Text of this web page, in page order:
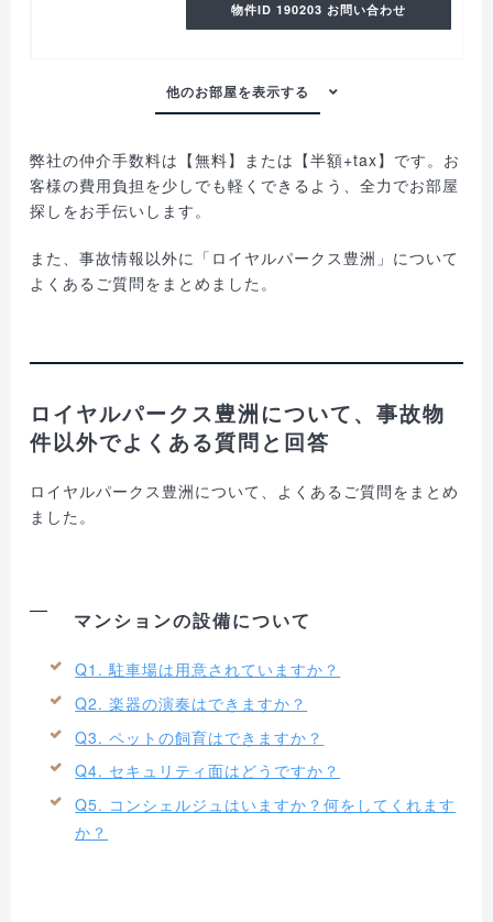
物件ID 190203 お問い合わせ
弊社の仲介手数料は【無料】または【半額+tax】です。お
客様の費用負担を少しでも軽くできるよう、全力でお部屋
探しをお手伝いします。
また、事故情報以外に「ロイヤルパークス豊洲」について
よくあるご質問をまとめました。
ロイヤルパークス豊洲について、事故物
件以外でよくある質問と回答
ロイヤルパークス豊洲について、よくあるご質問をまとめ
ました。
マンションの設備について
Q1. 駐車場は用意されていますか？
Q2. 楽器の演奏はできますか？
Q3. ペットの飼育はできますか？
Q4. セキュリティ面はどうですか？
Q5. コンシェルジュはいますか？何をしてくれます
か？